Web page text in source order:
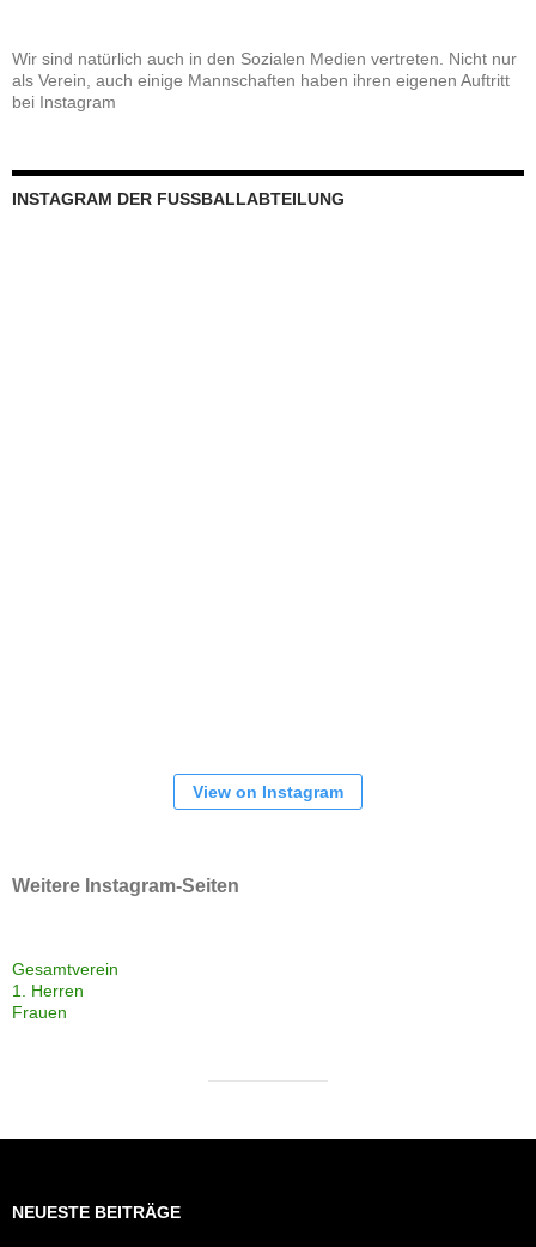
Wir sind natürlich auch in den Sozialen Medien vertreten. Nicht nur
als Verein, auch einige Mannschaften haben ihren eigenen Auftritt
bei Instagram
INSTAGRAM DER FUSSBALLABTEILUNG
View on Instagram
Weitere Instagram-Seiten
Gesamtverein
1. Herren
Frauen
NEUESTE BEITRÄGE